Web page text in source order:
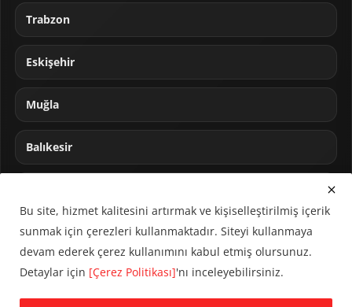
Trabzon
Eskişehir
Muğla
Balıkesir
© 2024 CUMHA (Cumhur Haber Ajansı) Tüm hakları saklıdır.
Bu site, hizmet kalitesini artırmak ve kişiselleştirilmiş içerik
sunmak için çerezleri kullanmaktadır. Siteyi kullanmaya
devam ederek çerez kullanımını kabul etmiş olursunuz.
Detaylar için [Çerez Politikası]'nı inceleyebilirsiniz.